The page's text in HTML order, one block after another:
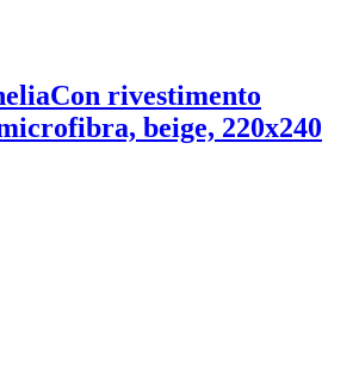
Con rivestimento
beige, 220x240